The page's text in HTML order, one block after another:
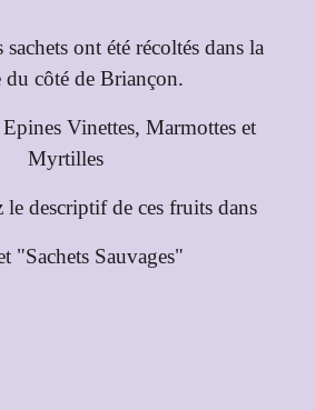
ont été récoltés dans la
du côté de Briançon.
Vinettes, Marmottes et
Myrtilles
le descriptif de ces fruits dans
"Sachets Sauvages"